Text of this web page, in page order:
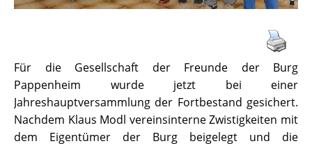
Für die Gesellschaft der Freunde der Burg
Pappenheim wurde jetzt bei einer
Jahreshauptversammlung der Fortbestand gesichert.
Nachdem Klaus Modl vereinsinterne Zwistigkeiten mit
dem Eigentümer der Burg beigelegt und die